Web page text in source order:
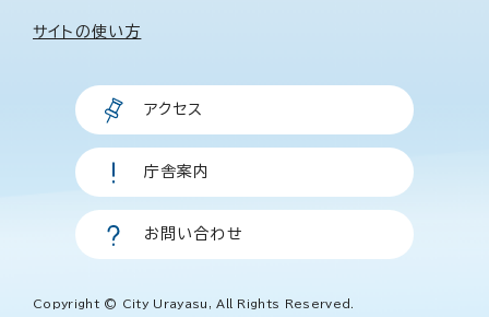
サイトの使い方
アクセス
庁舎案内
お問い合わせ
Copyright © City Urayasu, All Rights Reserved.